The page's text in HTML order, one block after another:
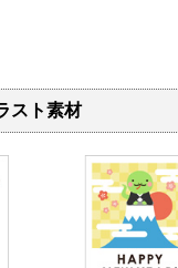
スト素材